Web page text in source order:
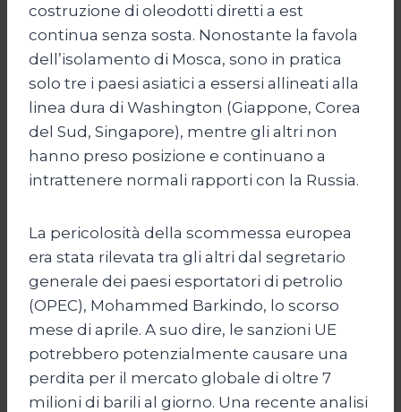
costruzione di oleodotti diretti a est
continua senza sosta. Nonostante la favola
dell’isolamento di Mosca, sono in pratica
solo tre i paesi asiatici a essersi allineati alla
linea dura di Washington (Giappone, Corea
del Sud, Singapore), mentre gli altri non
hanno preso posizione e continuano a
intrattenere normali rapporti con la Russia.
La pericolosità della scommessa europea
era stata rilevata tra gli altri dal segretario
generale dei paesi esportatori di petrolio
(OPEC), Mohammed Barkindo, lo scorso
mese di aprile. A suo dire, le sanzioni UE
potrebbero potenzialmente causare una
perdita per il mercato globale di oltre 7
milioni di barili al giorno. Una recente analisi